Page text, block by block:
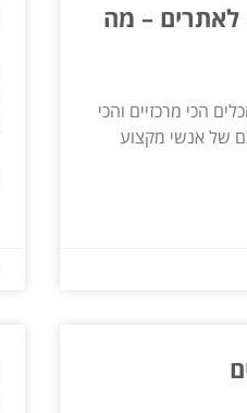
לאתרים – מה
הכי מרכזיים והכי
של אנשי מקצוע